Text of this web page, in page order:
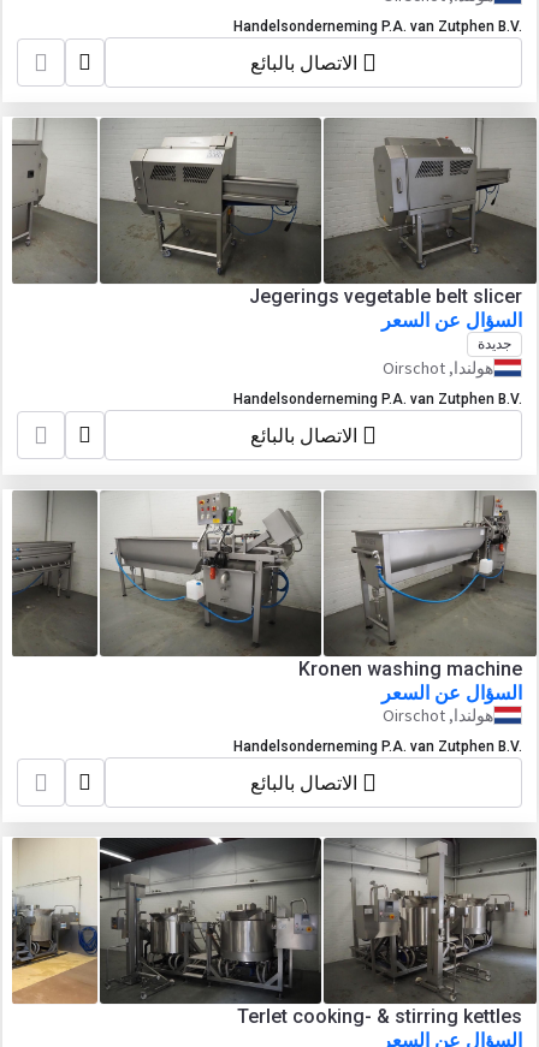
Handelsonderneming P.A. van Zutphen B.V.
الاتصال بالبائع
Jegerings vegetable belt slicer
السؤال عن السعر
جديدة
هولندا, Oirschot
Handelsonderneming P.A. van Zutphen B.V.
الاتصال بالبائع
Kronen washing machine
السؤال عن السعر
هولندا, Oirschot
Handelsonderneming P.A. van Zutphen B.V.
الاتصال بالبائع
Terlet cooking- & stirring kettles
السؤال عن السعر